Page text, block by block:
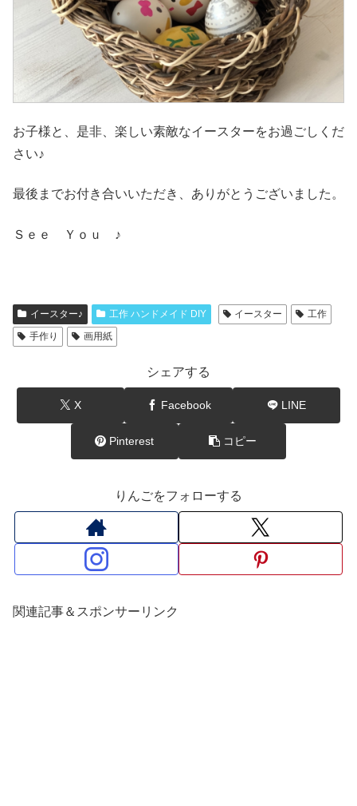
お子様と、是非、楽しい素敵なイースターをお過ごしくだ
さい♪
最後までお付き合いいただき、ありがとうございました。
Ｓｅｅ Ｙｏｕ ♪
イースター♪ 工作 ハンドメイド DIY イースター
工作
手作り
画用紙
シェアする
X Facebook LINE
Pinterest コピー
りんごをフォローする
関連記事＆スポンサーリンク